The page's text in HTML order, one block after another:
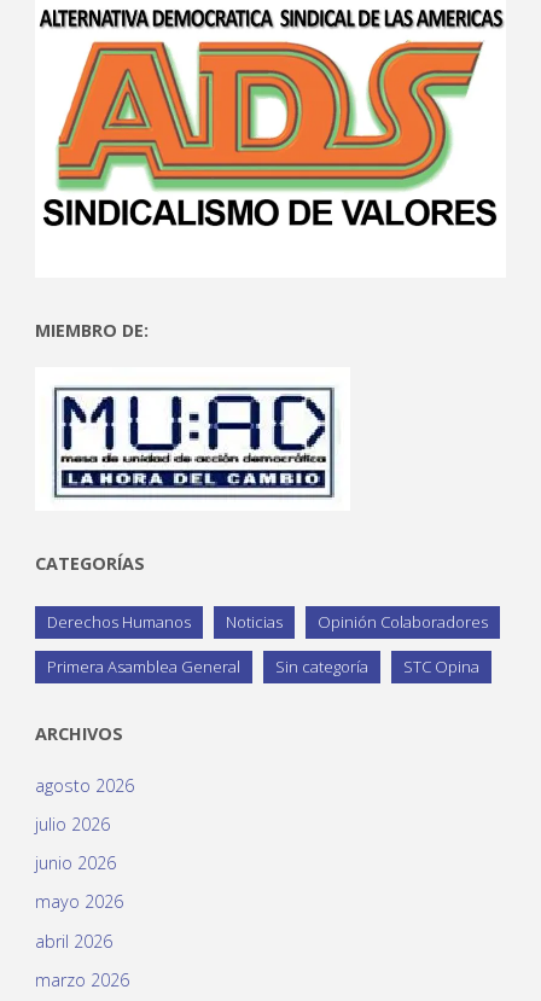
MIEMBRO DE:
CATEGORÍAS
Derechos Humanos Noticias Opinión Colaboradores
Primera Asamblea General Sin categoría STC Opina
ARCHIVOS
agosto 2026
julio 2026
junio 2026
mayo 2026
abril 2026
marzo 2026